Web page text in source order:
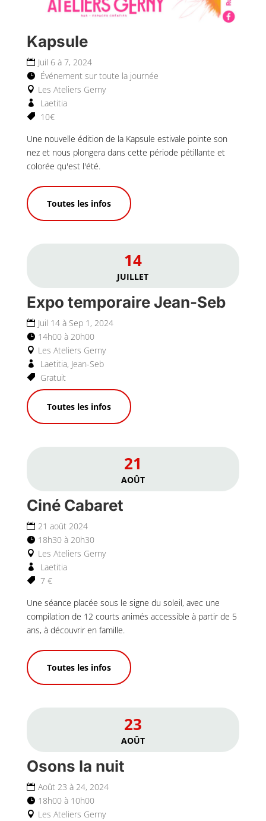
Kapsule
Juil 6 à 7, 2024
Événement sur toute la journée
Les Ateliers Gerny
Laetitia
10€
Une nouvelle édition de la Kapsule estivale pointe son
nez et nous plongera dans cette période pétillante et
colorée qu'est l'été.
Toutes les infos
14
JUILLET
Expo temporaire Jean-Seb
Juil 14 à Sep 1, 2024
14h00 à 20h00
Les Ateliers Gerny
Laetitia, Jean-Seb
Gratuit
Toutes les infos
21
AOÛT
Ciné Cabaret
21 août 2024
18h30 à 20h30
Les Ateliers Gerny
Laetitia
7 €
Une séance placée sous le signe du soleil, avec une
compilation de 12 courts animés accessible à partir de 5
ans, à découvrir en famille.
Toutes les infos
23
AOÛT
Osons la nuit
Août 23 à 24, 2024
18h00 à 10h00
Les Ateliers Gerny